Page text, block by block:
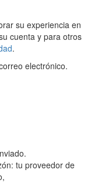
su experiencia en
cuenta y para otros
.
electrónico.
tu proveedor de